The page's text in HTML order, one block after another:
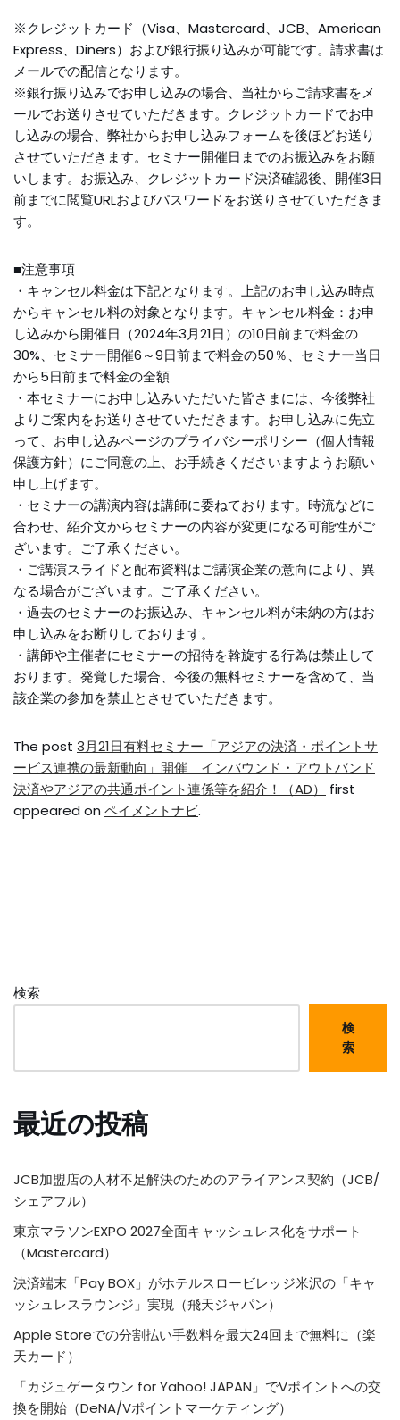
※クレジットカード（Visa、Mastercard、JCB、American
Express、Diners）および銀行振り込みが可能です。請求書は
メールでの配信となります。
※銀行振り込みでお申し込みの場合、当社からご請求書をメ
ールでお送りさせていただきます。クレジットカードでお申
し込みの場合、弊社からお申し込みフォームを後ほどお送り
させていただきます。セミナー開催日までのお振込みをお願
いします。お振込み、クレジットカード決済確認後、開催3日
前までに閲覧URLおよびパスワードをお送りさせていただきま
す。
■注意事項
・キャンセル料金は下記となります。上記のお申し込み時点
からキャンセル料の対象となります。キャンセル料金：お申
し込みから開催日（2024年3月21日）の10日前まで料金の
30%、セミナー開催6～9日前まで料金の50％、セミナー当日
から5日前まで料金の全額
・本セミナーにお申し込みいただいた皆さまには、今後弊社
よりご案内をお送りさせていただきます。お申し込みに先立
って、お申し込みページのプライバシーポリシー（個人情報
保護方針）にご同意の上、お手続きくださいますようお願い
申し上げます。
・セミナーの講演内容は講師に委ねております。時流などに
合わせ、紹介文からセミナーの内容が変更になる可能性がご
ざいます。ご了承ください。
・ご講演スライドと配布資料はご講演企業の意向により、異
なる場合がございます。ご了承ください。
・過去のセミナーのお振込み、キャンセル料が未納の方はお
申し込みをお断りしております。
・講師や主催者にセミナーの招待を斡旋する行為は禁止して
おります。発覚した場合、今後の無料セミナーを含めて、当
該企業の参加を禁止とさせていただきます。
The post 3月21日有料セミナー「アジアの決済・ポイントサ
ービス連携の最新動向」開催 インバウンド・アウトバンド
決済やアジアの共通ポイント連係等を紹介！（AD）
first
appeared on ペイメントナビ.
検索
検
索
最近の投稿
JCB加盟店の人材不足解決のためのアライアンス契約（JCB/
シェアフル）
東京マラソンEXPO 2027全面キャッシュレス化をサポート
（Mastercard）
決済端末「Pay BOX」がホテルスロービレッジ米沢の「キャ
ッシュレスラウンジ」実現（飛天ジャパン）
Apple Storeでの分割払い手数料を最大24回まで無料に（楽
天カード）
「カジュゲータウン for Yahoo! JAPAN」でVポイントへの交
換を開始（DeNA/Vポイントマーケティング）